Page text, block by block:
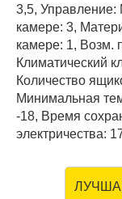
3,5, Управление:
камере: 3,
камере: 1, Возм.
Климатический
Количество
Минимальная
-18, Время
электричества: